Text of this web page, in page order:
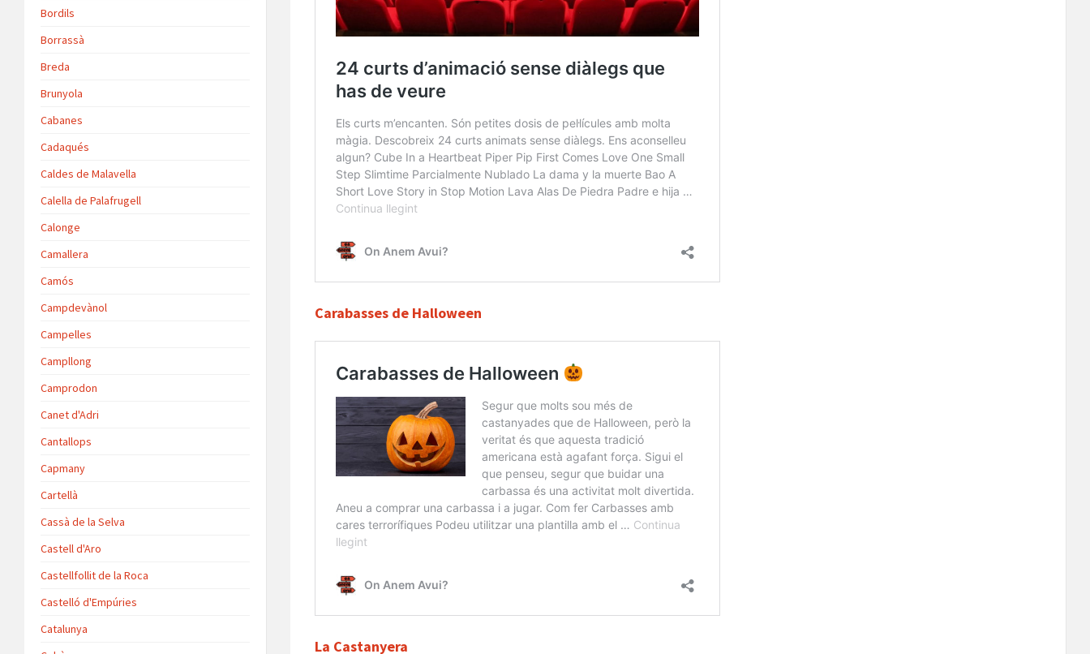
Carabasses de Halloween
La Castanyera
Bordils
Borrassà
Breda
Brunyola
Cabanes
Cadaqués
Caldes de Malavella
Calella de Palafrugell
Calonge
Camallera
Camós
Campdevànol
Campelles
Campllong
Camprodon
Canet d'Adri
Cantallops
Capmany
Cartellà
Cassà de la Selva
Castell d'Aro
Castellfollit de la Roca
Castelló d'Empúries
Catalunya